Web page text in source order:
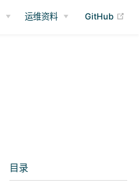
运维资料 GitHub
目录